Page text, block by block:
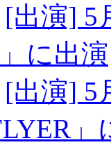
[出演] 5
に出演
[出演] 5